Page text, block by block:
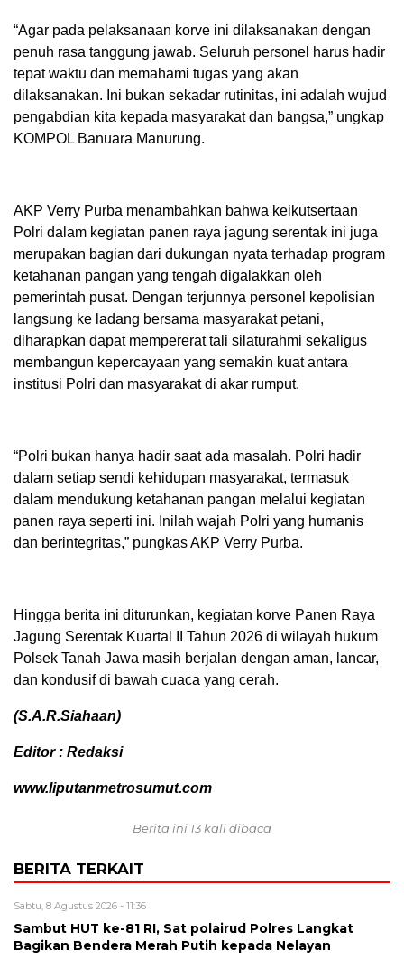
“Agar pada pelaksanaan korve ini dilaksanakan dengan
penuh rasa tanggung jawab. Seluruh personel harus hadir
tepat waktu dan memahami tugas yang akan
dilaksanakan. Ini bukan sekadar rutinitas, ini adalah wujud
pengabdian kita kepada masyarakat dan bangsa,” ungkap
KOMPOL Banuara Manurung.
AKP Verry Purba menambahkan bahwa keikutsertaan
Polri dalam kegiatan panen raya jagung serentak ini juga
merupakan bagian dari dukungan nyata terhadap program
ketahanan pangan yang tengah digalakkan oleh
pemerintah pusat. Dengan terjunnya personel kepolisian
langsung ke ladang bersama masyarakat petani,
diharapkan dapat mempererat tali silaturahmi sekaligus
membangun kepercayaan yang semakin kuat antara
institusi Polri dan masyarakat di akar rumput.
“Polri bukan hanya hadir saat ada masalah. Polri hadir
dalam setiap sendi kehidupan masyarakat, termasuk
dalam mendukung ketahanan pangan melalui kegiatan
panen raya seperti ini. Inilah wajah Polri yang humanis
dan berintegritas,” pungkas AKP Verry Purba.
Hingga berita ini diturunkan, kegiatan korve Panen Raya
Jagung Serentak Kuartal II Tahun 2026 di wilayah hukum
Polsek Tanah Jawa masih berjalan dengan aman, lancar,
dan kondusif di bawah cuaca yang cerah.
(S.A.R.Siahaan)
Editor : Redaksi
www.liputanmetrosumut.com
Berita ini 13 kali dibaca
BERITA TERKAIT
Sabtu, 8 Agustus 2026 - 11:36
Sambut HUT ke-81 RI, Sat polairud Polres Langkat
Bagikan Bendera Merah Putih kepada Nelayan